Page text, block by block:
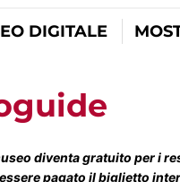
DIGITALE
diventa gratuito per i
pagato il biglietto